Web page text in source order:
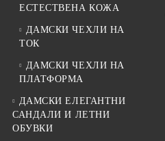
ЕСТЕСТВЕНА КОЖА
ДАМСКИ ЧЕХЛИ НА
ТОК
ДАМСКИ ЧЕХЛИ НА
ПЛАТФОРМА
ДАМСКИ ЕЛЕГАНТНИ
САНДАЛИ И ЛЕТНИ
ОБУВКИ